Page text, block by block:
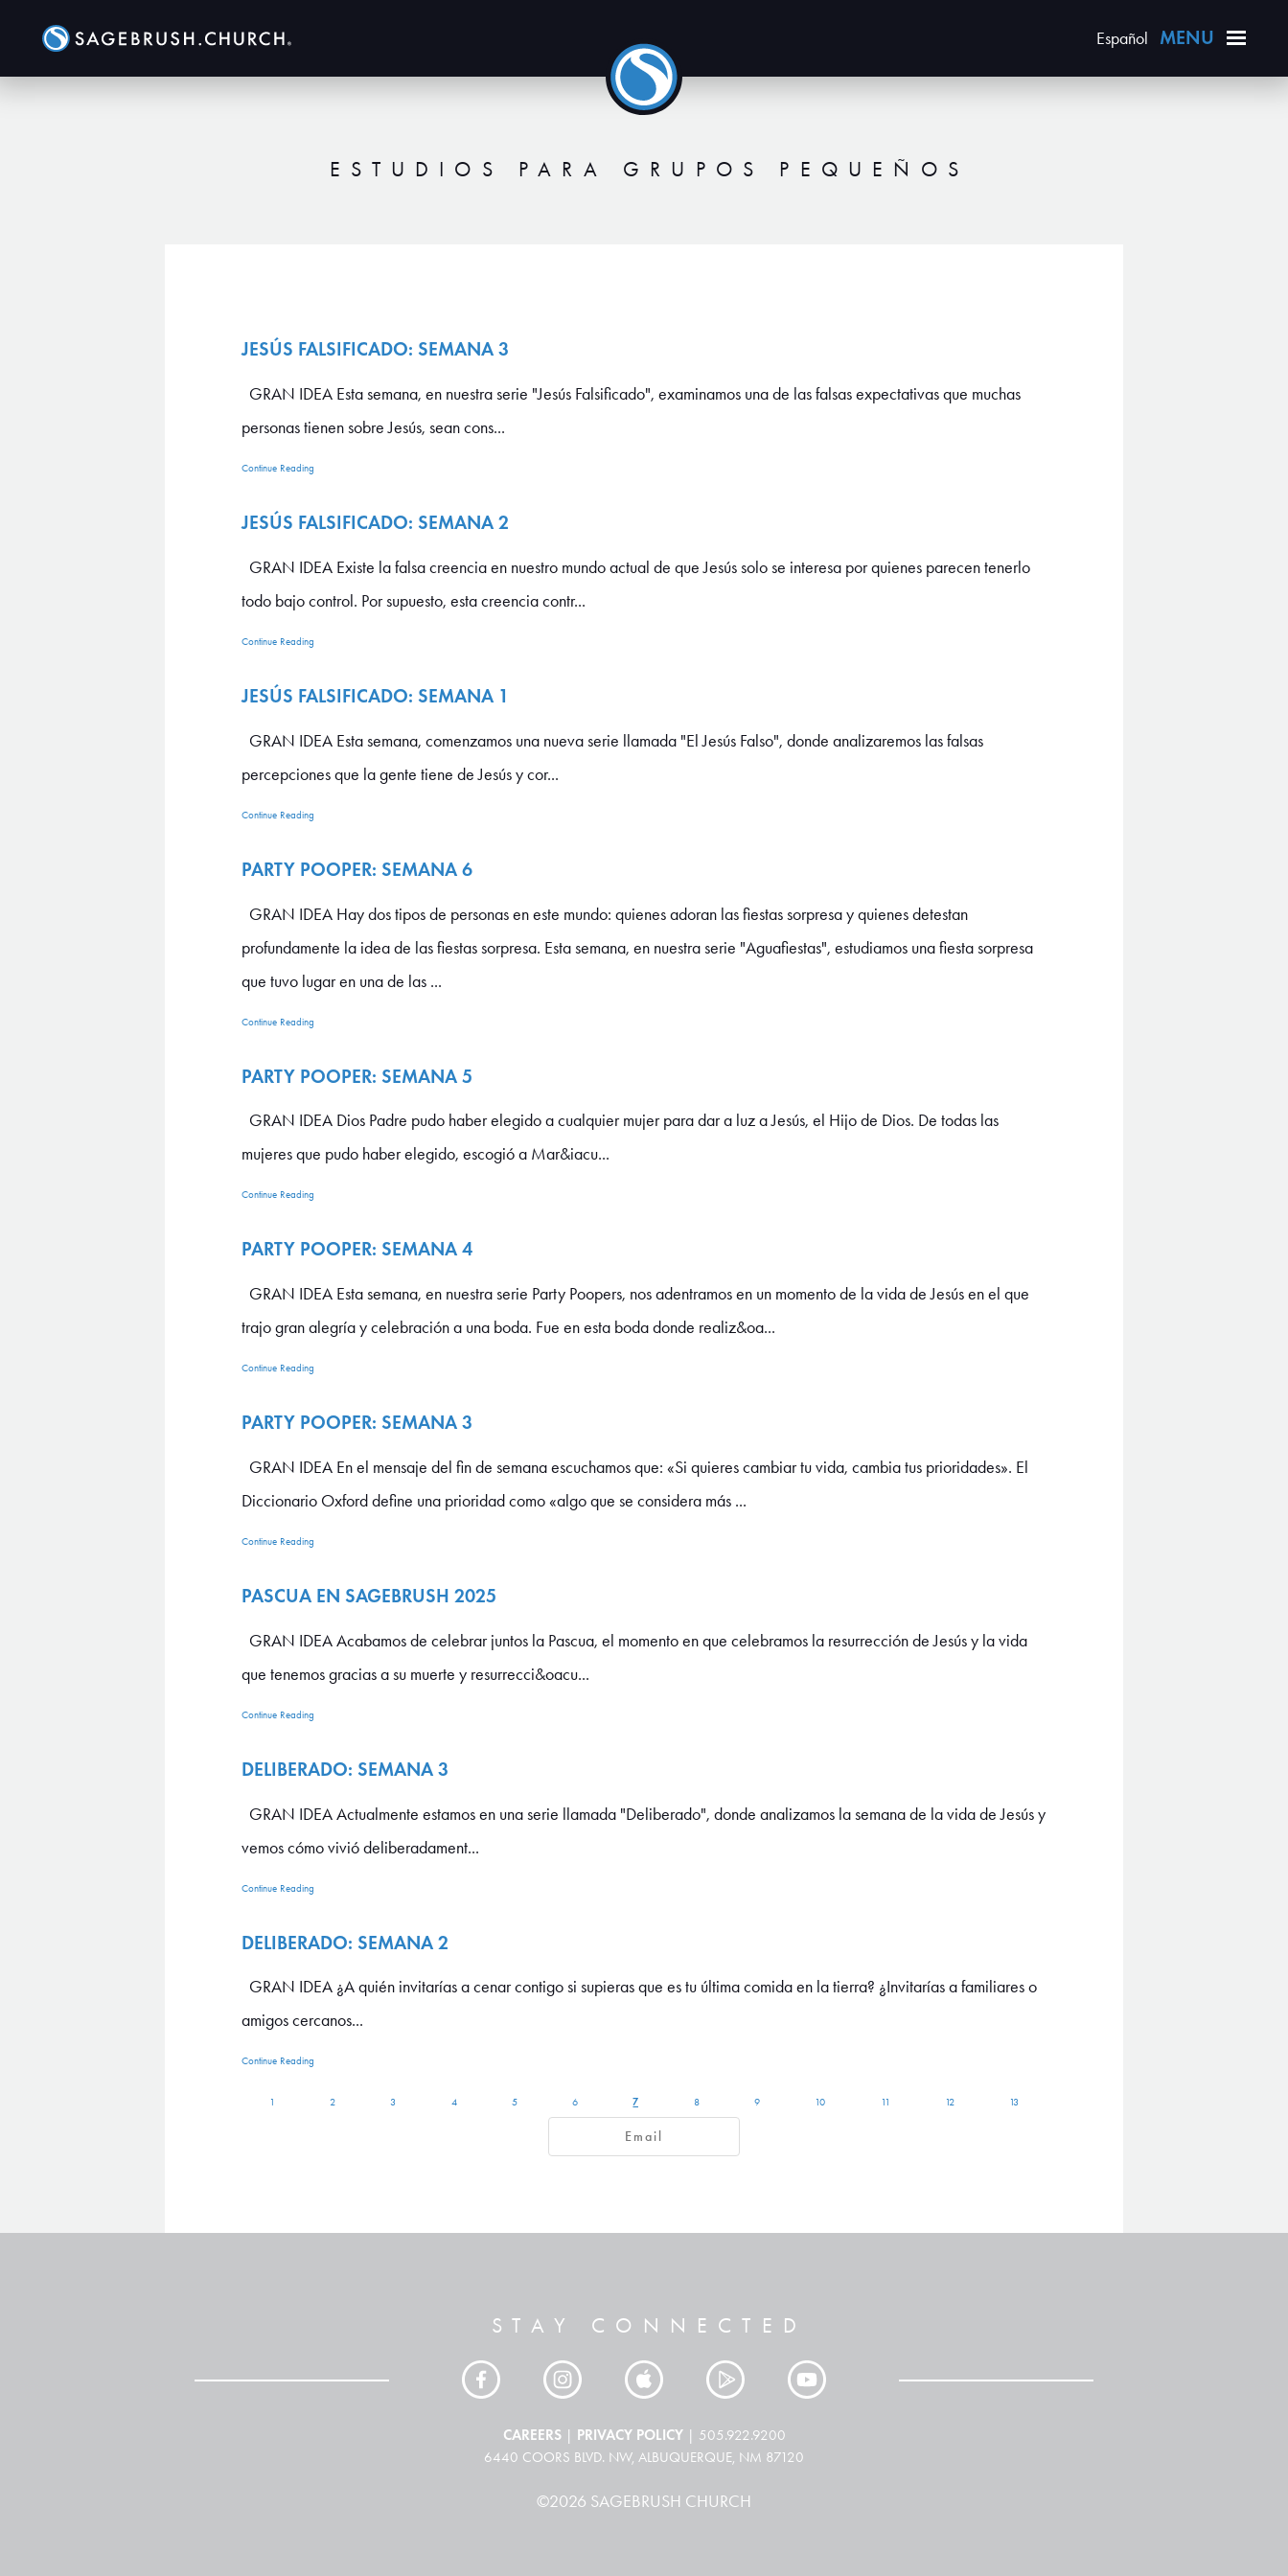
Español
ESTUDIOS PARA GRUPOS PEQUEÑOS
JESÚS FALSIFICADO: SEMANA 3
GRAN IDEA Esta semana, en nuestra serie "Jesús Falsificado", examinamos una de las falsas expectativas que muchas
personas tienen sobre Jesús, sean cons...
Continue Reading
JESÚS FALSIFICADO: SEMANA 2
GRAN IDEA Existe la falsa creencia en nuestro mundo actual de que Jesús solo se interesa por quienes parecen tenerlo
todo bajo control. Por supuesto, esta creencia contr...
Continue Reading
JESÚS FALSIFICADO: SEMANA 1
GRAN IDEA Esta semana, comenzamos una nueva serie llamada "El Jesús Falso", donde analizaremos las falsas
percepciones que la gente tiene de Jesús y cor...
Continue Reading
PARTY POOPER: SEMANA 6
GRAN IDEA Hay dos tipos de personas en este mundo: quienes adoran las fiestas sorpresa y quienes detestan
profundamente la idea de las fiestas sorpresa. Esta semana, en nuestra serie "Aguafiestas", estudiamos una fiesta sorpresa
que tuvo lugar en una de las ...
Continue Reading
PARTY POOPER: SEMANA 5
GRAN IDEA Dios Padre pudo haber elegido a cualquier mujer para dar a luz a Jesús, el Hijo de Dios. De todas las
mujeres que pudo haber elegido, escogió a Mar&iacu...
Continue Reading
PARTY POOPER: SEMANA 4
GRAN IDEA Esta semana, en nuestra serie Party Poopers, nos adentramos en un momento de la vida de Jesús en el que
trajo gran alegría y celebración a una boda. Fue en esta boda donde realiz&oa...
Continue Reading
PARTY POOPER: SEMANA 3
GRAN IDEA En el mensaje del fin de semana escuchamos que: «Si quieres cambiar tu vida, cambia tus prioridades». El
Diccionario Oxford define una prioridad como «algo que se considera más ...
Continue Reading
PASCUA EN SAGEBRUSH 2025
GRAN IDEA Acabamos de celebrar juntos la Pascua, el momento en que celebramos la resurrección de Jesús y la vida
que tenemos gracias a su muerte y resurrecci&oacu...
Continue Reading
DELIBERADO: SEMANA 3
GRAN IDEA Actualmente estamos en una serie llamada "Deliberado", donde analizamos la semana de la vida de Jesús y
vemos cómo vivió deliberadament...
Continue Reading
DELIBERADO: SEMANA 2
GRAN IDEA ¿A quién invitarías a cenar contigo si supieras que es tu última comida en la tierra? ¿Invitarías a familiares o
amigos cercanos...
Continue Reading
1 2 3 4 5 6 7 8 9 10 11 12 13
Email
STAY CONNECTED
CAREERS| PRIVACY POLICY| 505.922.9200
6440 COORS BLVD. NW, ALBUQUERQUE, NM 87120
©2026 SAGEBRUSH CHURCH